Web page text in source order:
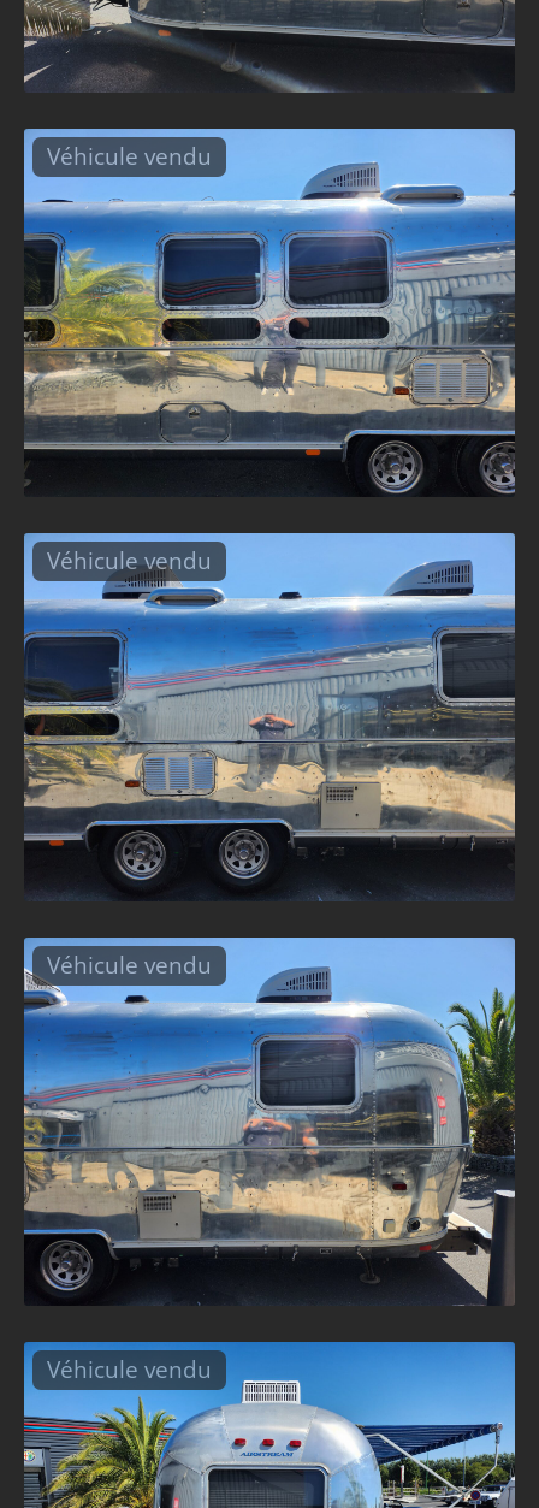
Véhicule vendu
Véhicule vendu
Véhicule vendu
Véhicule vendu